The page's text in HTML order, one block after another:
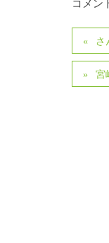
コメン
さ
宮